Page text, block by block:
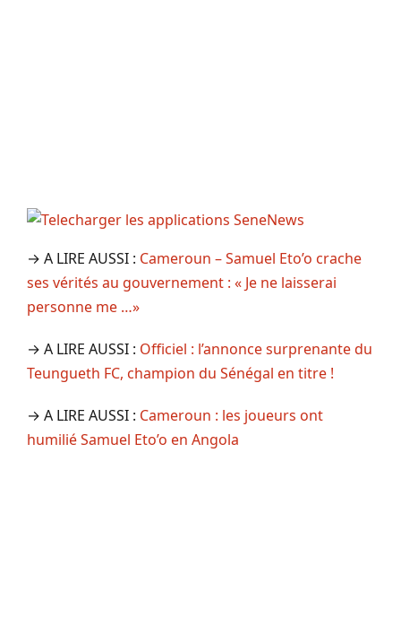
→ A LIRE AUSSI : Cameroun – Samuel Eto’o crache
ses vérités au gouvernement : « Je ne laisserai
personne me …»
→ A LIRE AUSSI : Officiel : l’annonce surprenante du
Teungueth FC, champion du Sénégal en titre !
→ A LIRE AUSSI : Cameroun : les joueurs ont
humilié Samuel Eto’o en Angola